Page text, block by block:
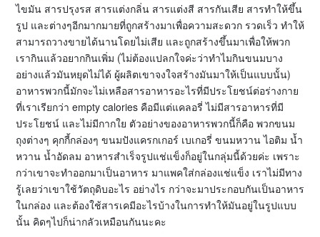
ไขมัน สารปรุงรส สารแต่งกลิ่น สารแต่งสี สารกันเสีย สารทำให้ขึ้น
รูป และต่างๆอีกมากมายที่ถูกสร้างมาเพื่อความสะดวก รวดเร็ว ทำให้
สามารถวางขายได้นานโดยไม่เสีย และถูกสร้างขึ้นมาเพื่อให้พวก
เรากินแล้วอยากกินเพิ่ม (ไม่ต้องแปลกใจค่ะว่าทำไมกินขนมบาง
อย่างแล้วมันหยุดไม่ได้ ผู้ผลิตเขาจงใจสร้างมันมาให้เป็นแบบนั้น)
อาหารพวกนี้มักจะไม่เหลือสารอาหารอะไรที่มีประโยชน์ต่อร่างกาย
ที่เราเรียกว่า empty calories คือมีแต่แคลอรี่ ไม่มีสารอาหารที่มี
ประโยชน์ และไม่มีกากใย ตัวอย่างของอาหารพวกนี้ก็คือ พวกขนม
ถุงต่างๆ คุกกี้กล่องๆ ขนมปังแครกเกอร์ เบเกอรี่ ขนมหวาน ไอติม น้ำ
หวาน น้ำอัดลม อาหารสำเร็จรูปแช่แข็งก็อยู่ในกลุ่มนี้ด้วยค่ะ เพราะ
กว่าเขาจะทำออกมาเป็นอาหาร มาแพคใส่กล่องแช่แข็ง เราไม่มีทาง
รู้เลยว่าเขาใช้วัตถุดิบอะไร อย่างไร กว่าจะมาประกอบกันเป็นอาหาร
ในกล่อง และต้องใช้สารเคมีอะไรบ้างในการทำให้มันอยู่ในรูปแบบ
นั้น คิดๆไปก็น่ากลัวเหมือนกันนะคะ